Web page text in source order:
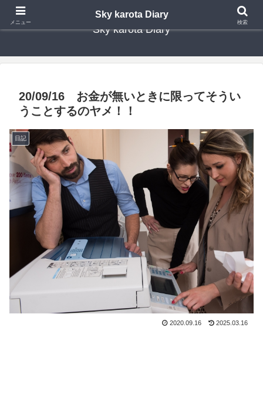
Sky karota Diary
20/09/16 お金が無いときに限ってそうい
うことするのヤメ！！
日記
2020.09.16 2025.03.16
メニュー
Sky karota Diary
検索